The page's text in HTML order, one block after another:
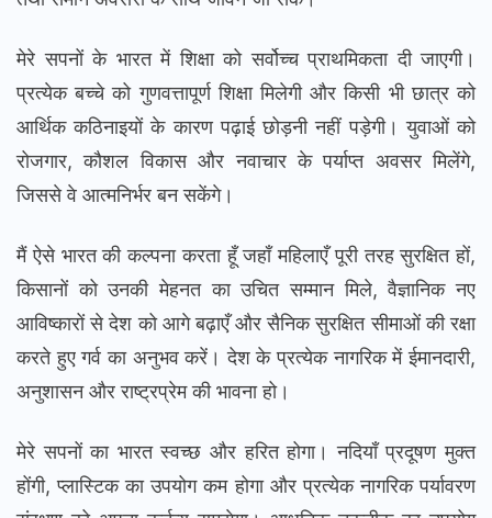
मेरे सपनों के भारत में शिक्षा को सर्वोच्च प्राथमिकता दी जाएगी।
प्रत्येक बच्चे को गुणवत्तापूर्ण शिक्षा मिलेगी और किसी भी छात्र को
आर्थिक कठिनाइयों के कारण पढ़ाई छोड़नी नहीं पड़ेगी। युवाओं को
रोजगार, कौशल विकास और नवाचार के पर्याप्त अवसर मिलेंगे,
जिससे वे आत्मनिर्भर बन सकेंगे।
मैं ऐसे भारत की कल्पना करता हूँ जहाँ महिलाएँ पूरी तरह सुरक्षित हों,
किसानों को उनकी मेहनत का उचित सम्मान मिले, वैज्ञानिक नए
आविष्कारों से देश को आगे बढ़ाएँ और सैनिक सुरक्षित सीमाओं की रक्षा
करते हुए गर्व का अनुभव करें। देश के प्रत्येक नागरिक में ईमानदारी,
अनुशासन और राष्ट्रप्रेम की भावना हो।
मेरे सपनों का भारत स्वच्छ और हरित होगा। नदियाँ प्रदूषण मुक्त
होंगी, प्लास्टिक का उपयोग कम होगा और प्रत्येक नागरिक पर्यावरण